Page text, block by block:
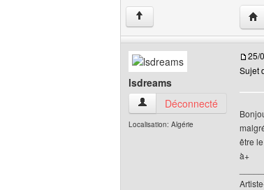
↑
lsdreams
lsdreams Voir le profil de
Déconnecté
Localisation: Algérie
25/
Sujet
être
à+